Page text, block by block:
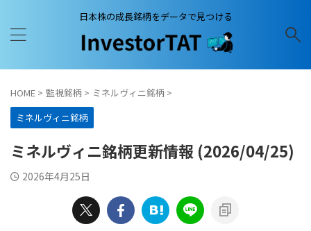
日本株の成長銘柄をデータで見つける
HOME > 監視銘柄 > ミネルヴィニ銘柄 >
ミネルヴィニ銘柄
ミネルヴィニ銘柄更新情報 (2026/04/25)
2026年4月25日